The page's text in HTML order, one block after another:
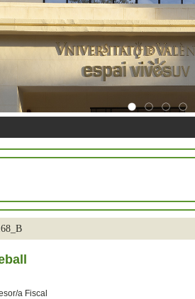
a Fiscal